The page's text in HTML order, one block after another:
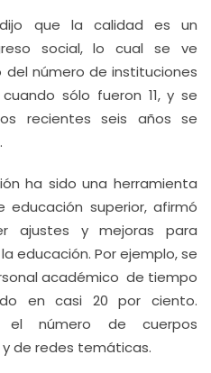
que la calidad es un
social, lo cual se ve
número de instituciones
sólo fueron 11, y se
recientes seis años se
ha sido una herramienta
educación superior, afirmó
ajustes y mejoras para
educación. Por ejemplo, se
académico de tiempo
en casi 20 por ciento.
el número de cuerpos
de redes temáticas.